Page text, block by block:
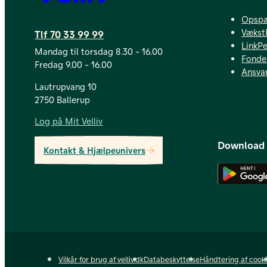
Tlf 70 33 99 99
Mandag til torsdag 8.30 - 16.00
Fredag 9.00 - 16.00
Lautrupvang 10
2750 Ballerup
Log på Mit Velliv
Kontakt & Hjælpeunivers
Download
Vilkår for brug af velliv.dkDatabeskyttelseHåndtering af